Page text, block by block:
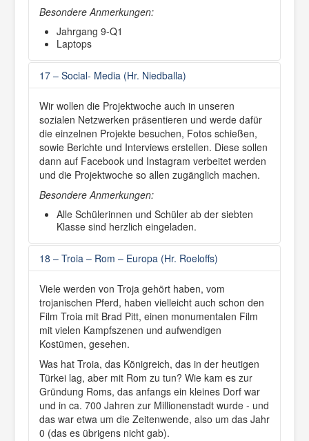
Besondere Anmerkungen:
Jahrgang 9-Q1
Laptops
17 – Social- Media (Hr. Niedballa)
Wir wollen die Projektwoche auch in unseren
sozialen Netzwerken präsentieren und werde dafür
die einzelnen Projekte besuchen, Fotos schießen,
sowie Berichte und Interviews erstellen. Diese sollen
dann auf Facebook und Instagram verbeitet werden
und die Projektwoche so allen zugänglich machen.
Besondere Anmerkungen:
Alle Schülerinnen und Schüler ab der siebten
Klasse sind herzlich eingeladen.
18 – Troia – Rom – Europa (Hr. Roeloffs)
Viele werden von Troja gehört haben, vom
trojanischen Pferd, haben vielleicht auch schon den
Film Troia mit Brad Pitt, einen monumentalen Film
mit vielen Kampfszenen und aufwendigen
Kostümen, gesehen.
Was hat Troia, das Königreich, das in der heutigen
Türkei lag, aber mit Rom zu tun? Wie kam es zur
Gründung Roms, das anfangs ein kleines Dorf war
und in ca. 700 Jahren zur Millionenstadt wurde - und
das war etwa um die Zeitenwende, also um das Jahr
0 (das es übrigens nicht gab).